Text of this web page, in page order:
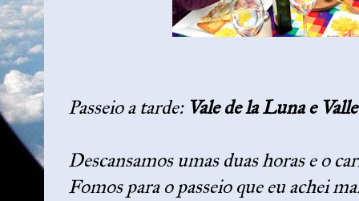
Passeio a tarde: Vale de la Luna e
Descansamos umas duas horas e o
Fomos para o passeio que eu achei